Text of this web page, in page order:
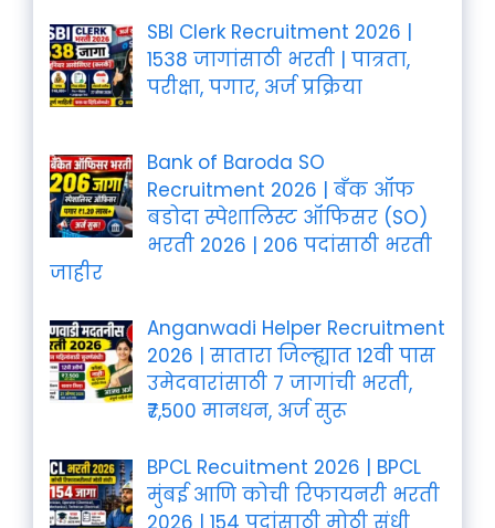
SBI Clerk Recruitment 2026 |
1538 जागांसाठी भरती | पात्रता,
परीक्षा, पगार, अर्ज प्रक्रिया
Bank of Baroda SO
Recruitment 2026 | बँक ऑफ
बडोदा स्पेशालिस्ट ऑफिसर (SO)
भरती 2026 | 206 पदांसाठी भरती
जाहीर
Anganwadi Helper Recruitment
2026 | सातारा जिल्ह्यात 12वी पास
उमेदवारांसाठी 7 जागांची भरती,
₹7,500 मानधन, अर्ज सुरू
BPCL Recuitment 2026 | BPCL
मुंबई आणि कोची रिफायनरी भरती
2026 | 154 पदांसाठी मोठी संधी